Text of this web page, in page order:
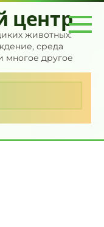
центр
животных:
среда
многое другое